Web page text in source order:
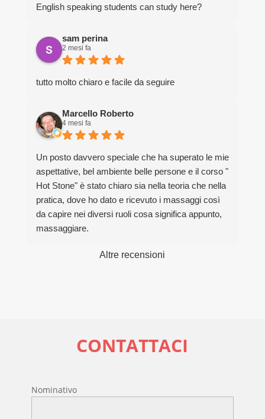
English speaking students can study here?
sam perina
2 mesi fa
tutto molto chiaro e facile da seguire
Marcello Roberto
4 mesi fa
Un posto davvero speciale che ha superato le mie
aspettative, bel ambiente belle persone e il corso "
Hot Stone" è stato chiaro sia nella teoria che nella
pratica, dove ho dato e ricevuto i massaggi così
da capire nei diversi ruoli cosa significa appunto,
massaggiare.
Altre recensioni
CONTATTACI
Nominativo